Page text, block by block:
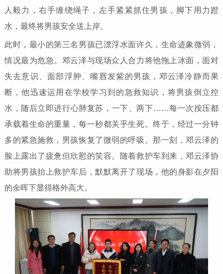
人毅力，右手缠绕绳子，左手紧紧抓住男孩，脚下用力蹬
水，最终将男孩安全送上岸。
此时，最小的第三名男孩已漂浮水面许久，生命迹象微弱，
情况最为危急。邓云泽与现场众人合力将他拖上冰面，面对
失去意识、面部浮肿、嘴唇发紫的男孩，邓云泽冷静而果
断，他迅速运用在学校学习到的急救知识，将男孩倒立控
水，随后立即进行心肺复苏，一下、两下……每一次按压都
承载着生命的重量，每一秒都关乎生死。终于，经过一分钟
多的紧急施救，男孩恢复了微弱的呼吸。那一刻，邓云泽的
脸上露出了疲惫但欣慰的笑容。随着救护车到来，邓云泽协
助将男孩抬上救护车后，默默离开了现场，他的身影在夕阳
的余晖下显得格外高大。